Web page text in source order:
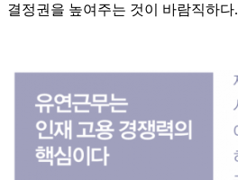
결정권을 높여주는 것이 바람직하다.